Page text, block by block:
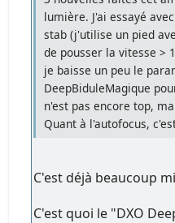
lumière. J'ai essayé
stab (j'utilise un pied
de pousser la vitesse >
je baisse un peu le
DeepBiduleMagique
n'est pas encore top,
Quant à l'autofocus,
C'est déjà beaucoup
C'est quoi le "DXO